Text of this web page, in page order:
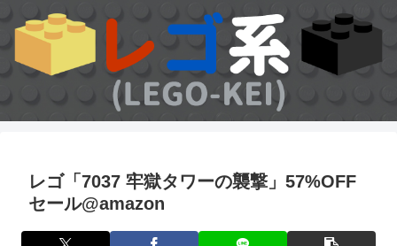
レゴ「7037 牢獄タワーの襲撃」57%OFF
セール@amazon